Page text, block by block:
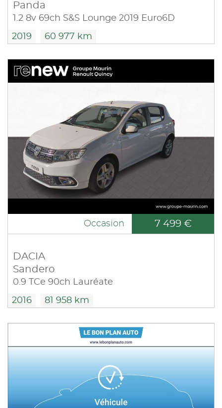
Panda
1.2 8v 69ch S&S Lounge 2019 Euro6D
2019 60 977 km
Occasion 7 499 €
DACIA
Sandero
0.9 TCe 90ch Lauréate
2016 81 958 km